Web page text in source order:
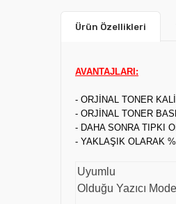
Ürün Özellikleri
AVANTAJLARI:
- ORJİNAL TONER
- ORJİNAL TONER
- DAHA SONRA TIPKI
- YAKLAŞIK OLARAK
Uyumlu
Olduğu Yazıcı